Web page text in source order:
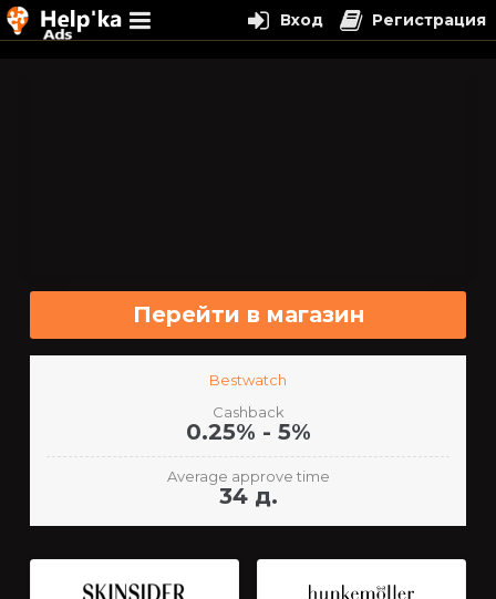
Перейти в магазин
Bestwatch
Cashback
0.25% - 5%
Average approve time
34 д.
Вход Регистрация